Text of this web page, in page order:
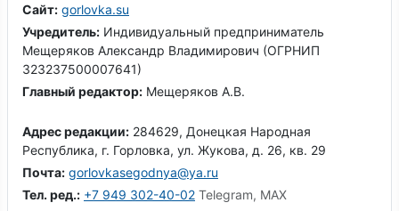
Сайт: gorlovka.su
Учредитель: Индивидуальный предприниматель
Мещеряков Александр Владимирович (ОГРНИП
323237500007641)
Главный редактор: Мещеряков А.В.
Адрес редакции: 284629, Донецкая Народная
Республика, г. Горловка, ул. Жукова, д. 26, кв. 29
Почта: gorlovkasegodnya@ya.ru
Тел. ред.: +7 949 302-40-02 Telegram, MAX